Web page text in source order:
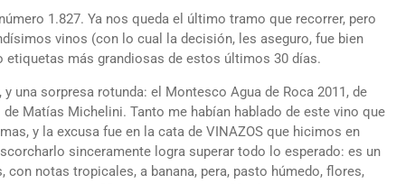
1.827. Ya nos queda el último tramo que recorrer, pero
vinos (con lo cual la decisión, les aseguro, fue bien
más grandiosas de estos últimos 30 días.
y una sorpresa rotunda: el Montesco Agua de Roca 2011, de
Matías Michelini. Tanto me habían hablado de este vino que
y la excusa fue en la cata de VINAZOS que hicimos en
sinceramente logra superar todo lo esperado: es un
notas tropicales, a banana, pera, pasto húmedo, flores,